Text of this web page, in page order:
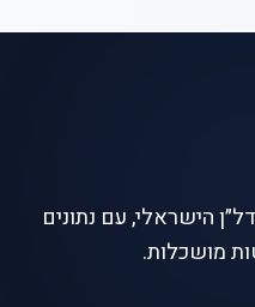
הישראלי, עם נתונים
מושכלות.